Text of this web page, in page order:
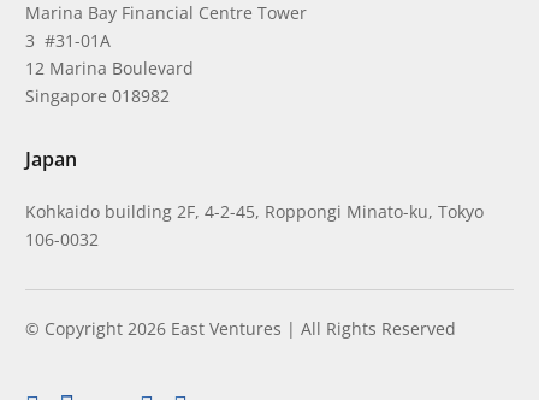
Marina Bay Financial Centre Tower
3 #31-01A
12 Marina Boulevard
Singapore 018982
Japan
Kohkaido building 2F, 4-2-45, Roppongi Minato-ku, Tokyo
106-0032
© Copyright 2026 East Ventures | All Rights Reserved